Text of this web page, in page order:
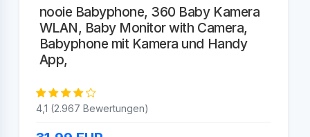
nooie Babyphone, 360 Baby Kamera
WLAN, Baby Monitor with Camera,
Babyphone mit Kamera und Handy
App,
4,1 (2.967 Bewertungen)